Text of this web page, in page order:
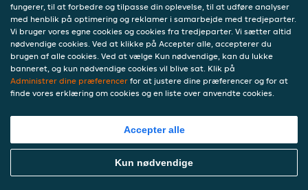
fungerer, til at forbedre og tilpasse din oplevelse, til at udføre analyser
med henblik på optimering og reklamer i samarbejde med tredjeparter.
Vi bruger vores egne cookies og cookies fra tredjeparter. Vi sætter altid
nødvendige cookies. Ved at klikke på Accepter alle, accepterer du
brugen af alle cookies. Ved at vælge Kun nødvendige, kan du lukke
banneret, og kun nødvendige cookies vil blive sat. Klik på
Administrer dine præferencer for at justere dine præferencer og for at
finde vores erklæring om cookies og en liste over anvendte cookies.
Accepter alle
Kun nødvendige